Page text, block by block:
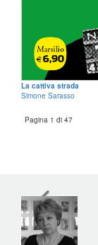
La cattiva strada
Simone Sarasso
Pagina 1 di 47